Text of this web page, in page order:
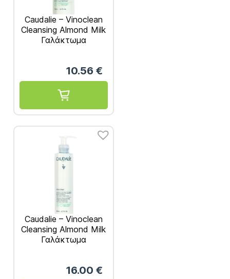
Caudalie – Vinoclean
Cleansing Almond Milk
Γαλάκτωμα
10.56 €
Caudalie – Vinoclean
Cleansing Almond Milk
Γαλάκτωμα
16.00 €